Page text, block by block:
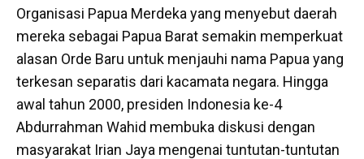
Organisasi Papua Merdeka yang menyebut daerah
mereka sebagai Papua Barat semakin memperkuat
alasan Orde Baru untuk menjauhi nama Papua yang
terkesan separatis dari kacamata negara. Hingga
awal tahun 2000, presiden Indonesia ke-4
Abdurrahman Wahid membuka diskusi dengan
masyarakat Irian Jaya mengenai tuntutan-tuntutan